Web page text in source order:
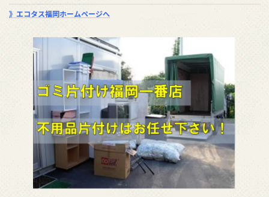
》エコタス福岡ホームページへ